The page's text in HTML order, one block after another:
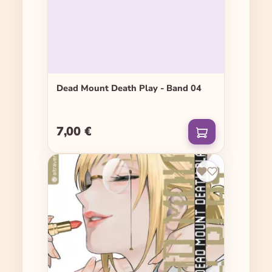
Dead Mount Death Play - Band 04
Regulärer Preis:
7,00 €